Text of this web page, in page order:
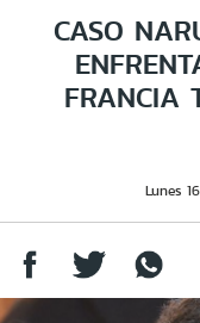
CASO
FRANCIA
Lunes